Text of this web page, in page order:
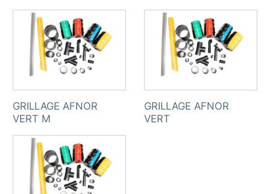
GRILLAGE AFNOR
VERT M
GRILLAGE AFNOR
VERT